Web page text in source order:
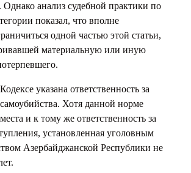
Однако анализ судебной практики по
показал, что вполне
одной частью этой статьи,
материальную или иную
указана ответственность за
Хотя данной норме
и к тому же ответственность за
установленная уголовным
Азербайджанской Республики не